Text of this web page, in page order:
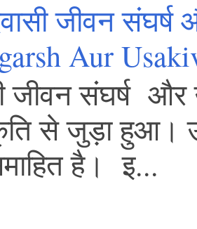
जीवन
Aur
जीवन संघर्ष और
से जुड़ा हुआ।
है। इ...